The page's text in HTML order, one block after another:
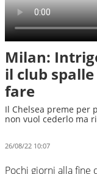
Milan:
il club
fare
Il Chelsea preme per
non vuol cederlo ma
26/08/22 10:07
Pochi giorni alla fine